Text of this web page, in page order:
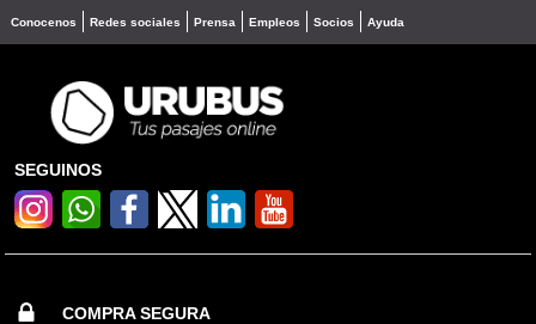
Conocenos Redes sociales Prensa Empleos Socios Ayuda
SEGUINOS
COMPRA SEGURA